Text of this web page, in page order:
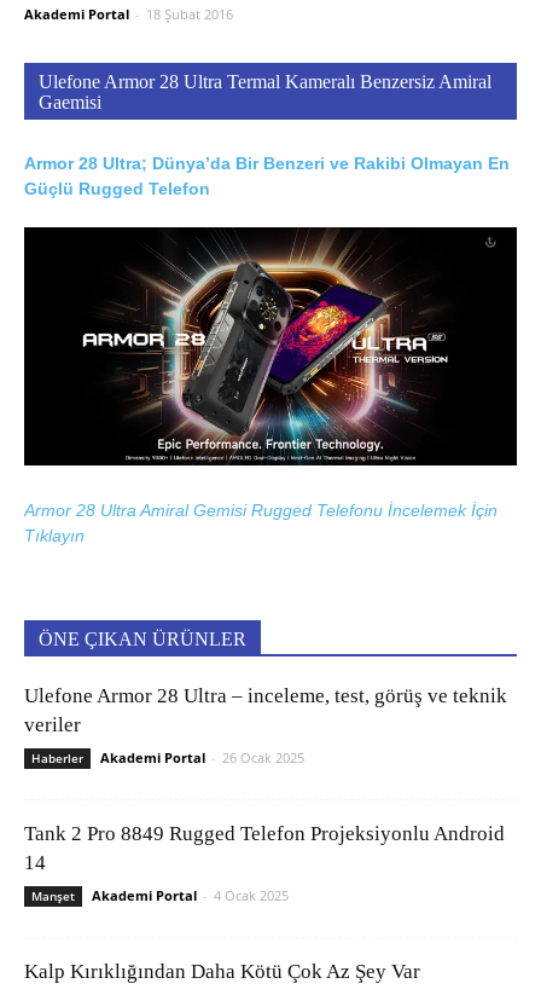
Akademi Portal - 18 Şubat 2016
Ulefone Armor 28 Ultra Termal Kameralı Benzersiz Amiral
Gaemisi
Armor 28 Ultra; Dünya’da Bir Benzeri ve Rakibi Olmayan En
Güçlü Rugged Telefon
Armor 28 Ultra Amiral Gemisi Rugged Telefonu İncelemek İçin
Tıklayın
ÖNE ÇIKAN ÜRÜNLER
Ulefone Armor 28 Ultra – inceleme, test, görüş ve teknik
veriler
Haberler Akademi Portal - 26 Ocak 2025
Tank 2 Pro 8849 Rugged Telefon Projeksiyonlu Android
14
Manşet Akademi Portal - 4 Ocak 2025
Kalp Kırıklığından Daha Kötü Çok Az Şey Var